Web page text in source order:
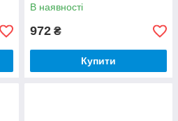
В наявності
972 ₴
Купити